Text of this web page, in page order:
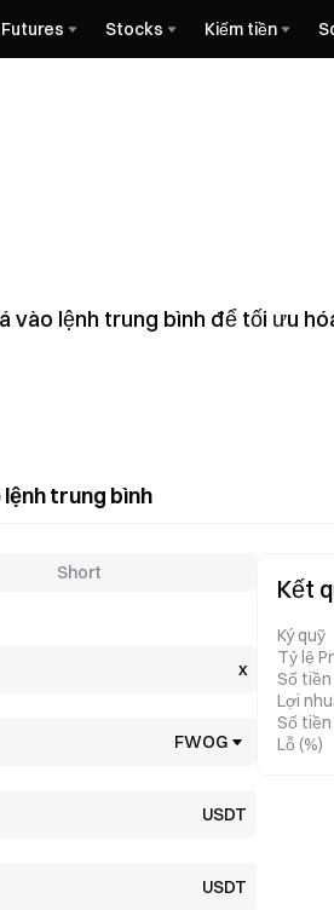
Futures Stocks Kiếm tiền
vào lệnh trung bình để tối ưu
lệnh trung bình
Short
x
FWOG
USDT
USDT
Kết
Ký quỹ
Tỷ lệ
Số tiền
Lợi
Số tiền
Lỗ (%)